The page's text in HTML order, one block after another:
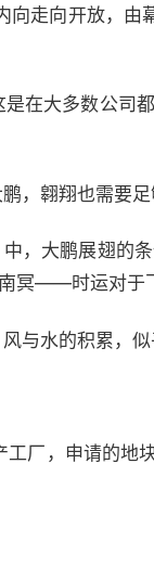
向走向开放，
在大多数公司
，翱翔也需要足
，大鹏展翅的
冥——时运对于
与水的积累，似
厂，申请的地